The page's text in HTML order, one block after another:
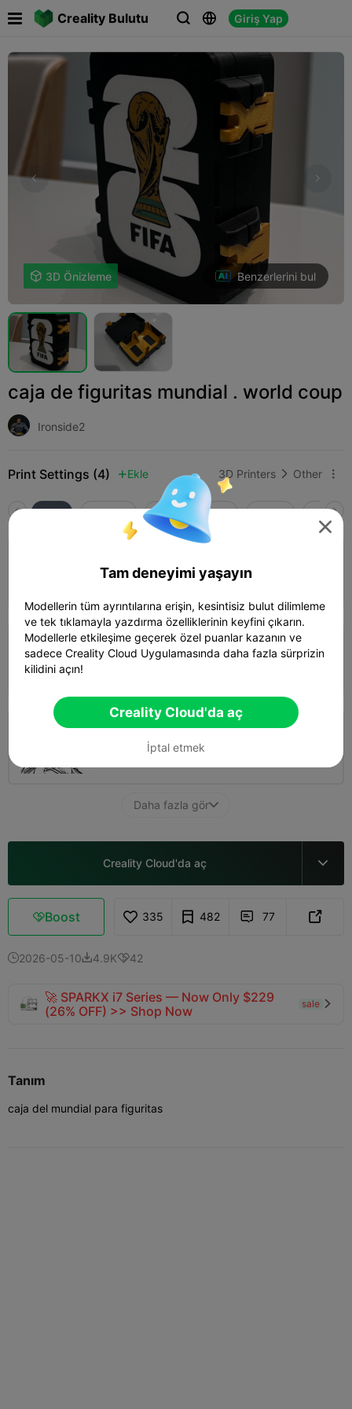
Creality Bulutu   Giriş Yap
 
 3D Önizleme Benzerlerini bul
caja de figuritas mundial . world coup
Ironside2
Print Settings (4)  Ekle 3D Printers  Other 
Tüm K2 Plus K2 Pro K2 K2 SE
03h 32m  2 plates
0.2mm layer, 2 walls, 15% infill
03h 32m
Daha fazla gör
Creality Cloud'da aç 
Boost 335 482  77 
2026-05-104.9K42
🚀 SPARKX i7 Series — Now Only $229
(26% OFF) >> Shop Now
sale 
Tanım
caja del mundial para figuritas

Tam deneyimi yaşayın
Modellerin tüm ayrıntılarına erişin, kesintisiz bulut dilimleme
ve tek tıklamayla yazdırma özelliklerinin keyfini çıkarın.
Modellerle etkileşime geçerek özel puanlar kazanın ve
sadece Creality Cloud Uygulamasında daha fazla sürprizin
kilidini açın!
Creality Cloud'da aç
İptal etmek